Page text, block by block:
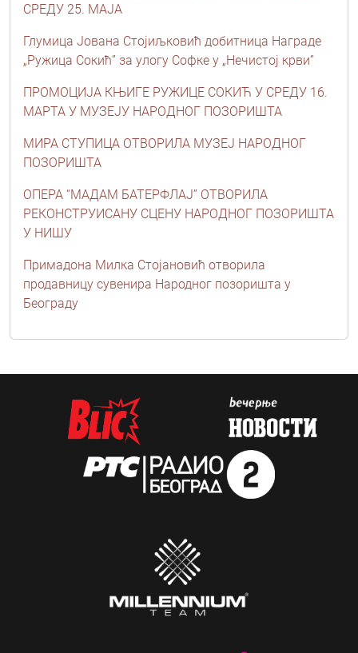
СРЕДУ 25. МАЈА
Глумица Јована Стојиљковић добитница Награде
„Ружица Сокић” за улогу Софке у „Нечистој крви”
ПРОМОЦИЈА КЊИГЕ РУЖИЦЕ СОКИЋ У СРЕДУ 16.
МАРТА У МУЗЕЈУ НАРОДНОГ ПОЗОРИШТА
МИРА СТУПИЦА ОТВОРИЛА МУЗЕЈ НАРОДНОГ
ПОЗОРИШТА
ОПЕРА “МАДАМ БАТЕРФЛАЈ” ОТВОРИЛА
РЕКОНСТРУИСАНУ СЦЕНУ НАРОДНОГ ПОЗОРИШТА
У НИШУ
Примадона Милка Стојановић отворила
продавницу сувенира Народног позоришта у
Београду